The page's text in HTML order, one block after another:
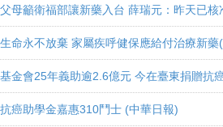
母籲衛福部讓新藥入台 薛瑞元：昨天已
命永不放棄 家屬疾呼健保應給付治療新藥
金會25年義助逾2.6億元 今在臺東捐贈抗
癌助學金嘉惠310鬥士 (中華日報)